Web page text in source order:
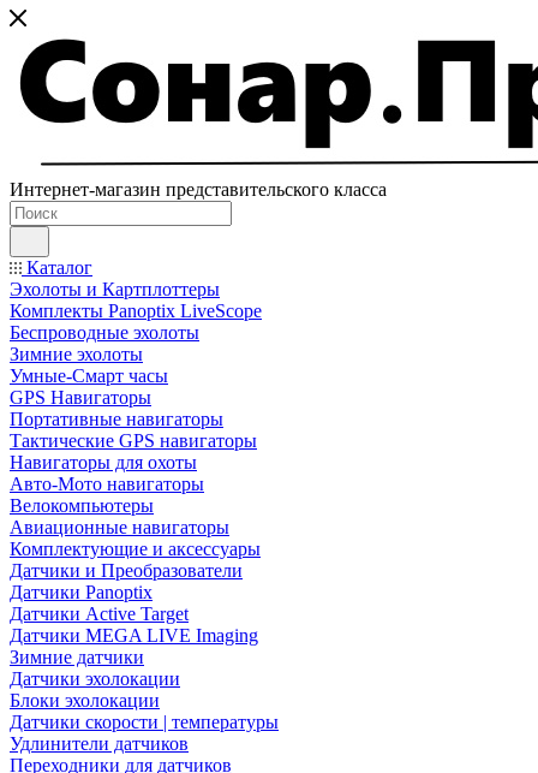
Интернет-магазин представительского класса
Каталог
Эхолоты и Картплоттеры
Комплекты Panoptix LiveScope
Беспроводные эхолоты
Зимние эхолоты
Умные-Смарт часы
GPS Навигаторы
Портативные навигаторы
Тактические GPS навигаторы
Навигаторы для охоты
Авто-Мото навигаторы
Велокомпьютеры
Авиационные навигаторы
Комплектующие и аксессуары
Датчики и Преобразователи
Датчики Panoptix
Датчики Active Target
Датчики MEGA LIVE Imaging
Зимние датчики
Датчики эхолокации
Блоки эхолокации
Датчики скорости | температуры
Удлинители датчиков
Переходники для датчиков